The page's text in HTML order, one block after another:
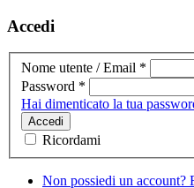
Accedi
Nome utente / Email *
Password *
Hai dimenticato la tua
Accedi
Ricordami
Non possiedi un account?